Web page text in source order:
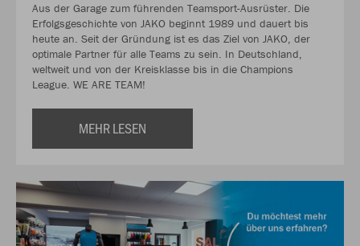
Aus der Garage zum führenden Teamsport-Ausrüster. Die
Erfolgsgeschichte von JAKO beginnt 1989 und dauert bis
heute an. Seit der Gründung ist es das Ziel von JAKO, der
optimale Partner für alle Teams zu sein. In Deutschland,
weltweit und von der Kreisklasse bis in die Champions
League. WE ARE TEAM!
MEHR LESEN